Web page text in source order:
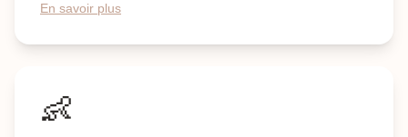
En savoir plus
👶